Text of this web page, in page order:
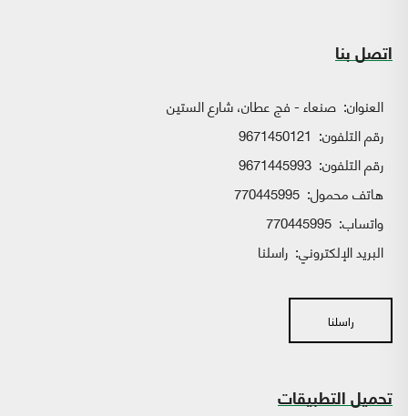
اتصل بنا
العنوان: صنعاء - فج عطان، شارع الستين
رقم التلفون: 9671450121
رقم التلفون: 9671445993
هاتف محمول: 770445995
واتساب:
البريد الإلكتروني: راسلنا
راسلنا
تحميل التطبيقات